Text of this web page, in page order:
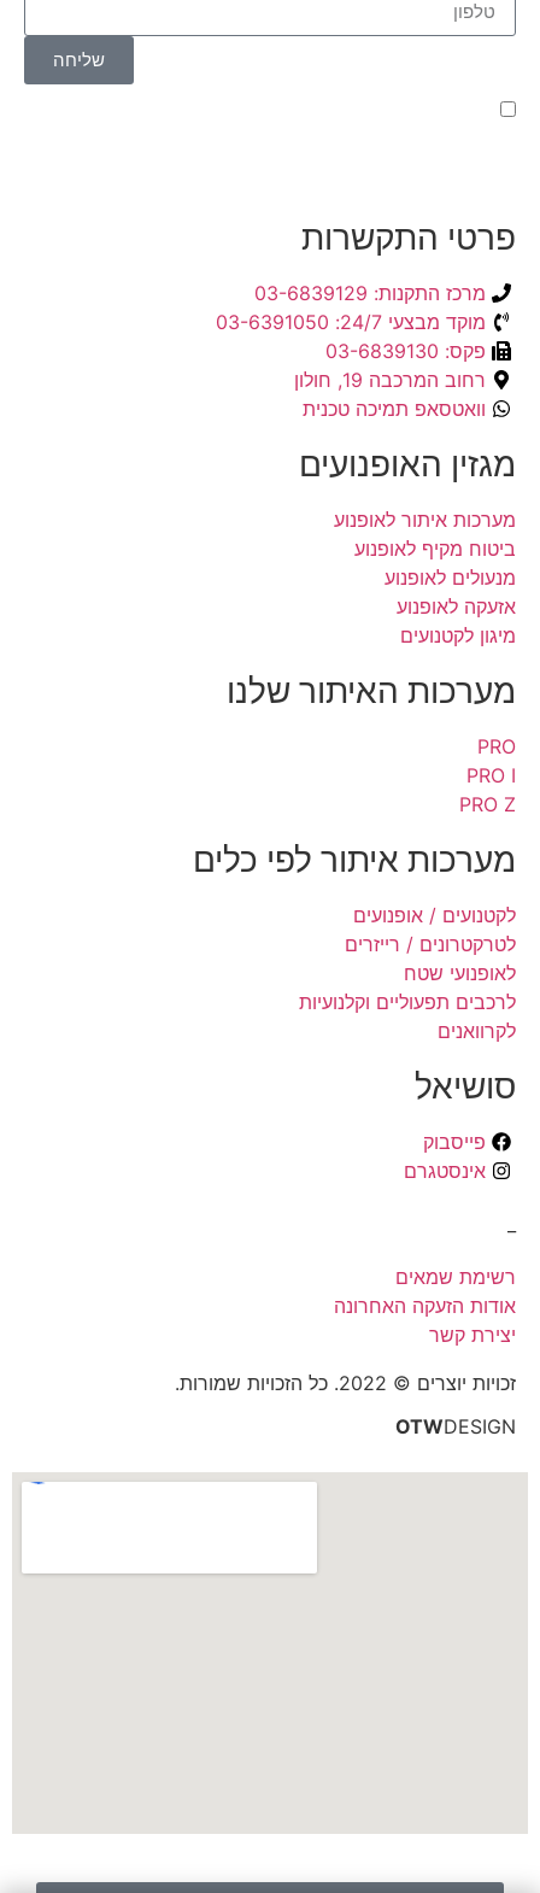
שליחה
פרטי התקשרות
מרכז התקנות: 03-6839129
מוקד מבצעי 24/7: 03-6391050
פקס: 03-6839130
רחוב המרכבה 19, חולון
וואטסאפ תמיכה טכנית
מגזין האופנועים
מערכות איתור לאופנוע
ביטוח מקיף לאופנוע
מנעולים לאופנוע
אזעקה לאופנוע
מיגון לקטנועים
מערכות האיתור שלנו
PRO
PRO I
PRO Z
מערכות איתור לפי כלים
לקטנועים / אופנועים
לטרקטרונים / רייזרים
לאופנועי שטח
לרכבים תפעוליים וקלנועיות
לקרוואנים
סושיאל
פייסבוק
אינסטגרם
רשימת שמאים
אודות הזעקה האחרונה
יצירת קשר
זכויות יוצרים © 2022. כל הזכויות שמורות.
OTWDESIGN